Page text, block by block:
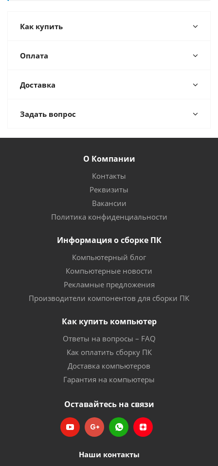
Как купить
Оплата
Доставка
Задать вопрос
О Компании
Контакты
Реквизиты
Вакансии
Политика конфиденциальности
Информация о сборке ПК
Компьютерный блог
Компьютерные новости
Рекламные предложения
Производители компонентов для сборки ПК
Как купить компьютер
Ответы на вопросы – FAQ
Как оплатить сборку ПК
Доставка компьютеров
Гарантия на компьютеры
Оставайтесь на связи
Наши контакты